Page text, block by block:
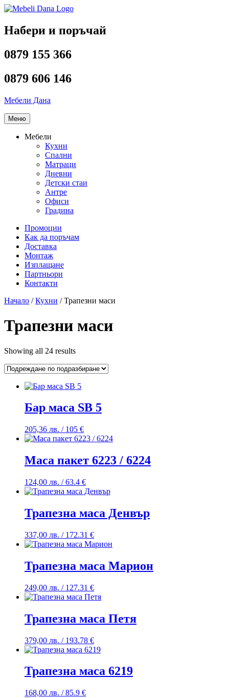
Напред
съдържанието
Набери и поръчай
0879 155 366
0879 606 146
Мебели Дана
Меню
Мебели
Кухни
Спални
Матраци
Дневни
Детски стаи
Антре
Офиси
Градина
Промоции
Как да поръчам
Доставка
Монтаж
Изплащане
Партньори
Контакти
Начало /Кухни / Трапезни маси
Трапезни маси
Showing all 24 results
Бар маса SB 5
205,36 лв. / 105 €
Маса пакет 6223 / 6224
124,00 лв. / 63.4 €
Трапезна маса Денвър
337,00 лв. / 172.31 €
Трапезна маса Марион
249,00 лв. / 127.31 €
Трапезна маса Петя
379,00 лв. / 193.78 €
Трапезна маса 6219
168,00 лв. / 85.9 €